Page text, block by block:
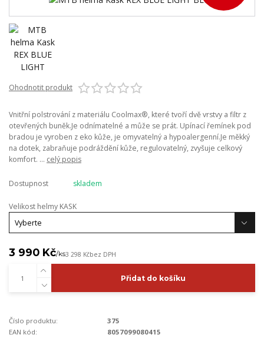
Ohodnotit produkt
Vnitřní polstrování z materiálu Coolmax®, které tvoří dvě vrstvy a filtr z
otevřených buněk.Je odnímatelné a může se prát. Upínací řemínek pod
bradou je vyroben z eko kůže, je omyvatelný a hypoalergenní.Je měkký
na dotek, zabraňuje podráždění kůže, regulovatelný, zvyšuje celkový
komfort. ... celý popis
Dostupnost skladem
Velikost helmy KASK
3 990 Kč/ks3 298 Kčbez DPH
Přidat do košíku
Číslo produktu:
375
EAN kód:
8057099080415